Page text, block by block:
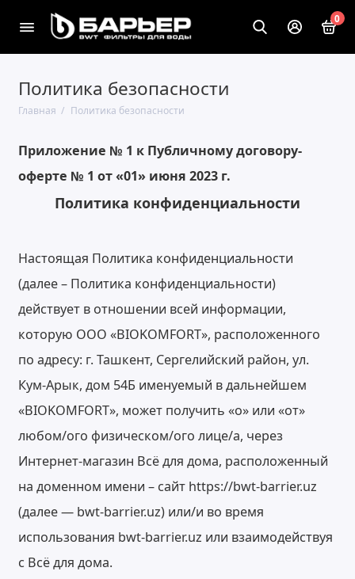
0
Политика безопасности
Главная Политика безопасности
Приложение № 1 к Публичному договору-
оферте № 1 от «01» июня 2023 г.
Политика конфиденциальности
Настоящая Политика конфиденциальности
(далее – Политика конфиденциальности)
действует в отношении всей информации,
которую ООО «BIOKOMFORT», расположенного
по адресу: г. Ташкент, Сергелийский район, ул.
Кум-Арык, дом 54Б именуемый в дальнейшем
«BIOKOMFORT», может получить «о» или «от»
любом/ого физическом/ого лице/а, через
Интернет-магазин Всё для дома, расположенный
на доменном имени – сайт https://bwt-barrier.uz
(далее — bwt-barrier.uz) или/и во время
использования bwt-barrier.uz или взаимодействуя
с Всё для дома.